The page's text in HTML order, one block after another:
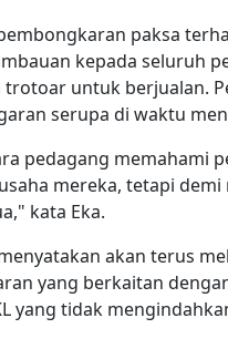
paksa
kepada seluruh
untuk berjualan.
serupa di waktu
pedagang memahami
mereka, tetapi
kata Eka.
akan terus
yang berkaitan
yang tidak